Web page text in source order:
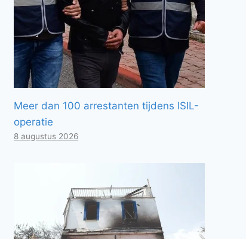
Meer dan 100 arrestanten tijdens ISIL-
operatie
8 augustus 2026